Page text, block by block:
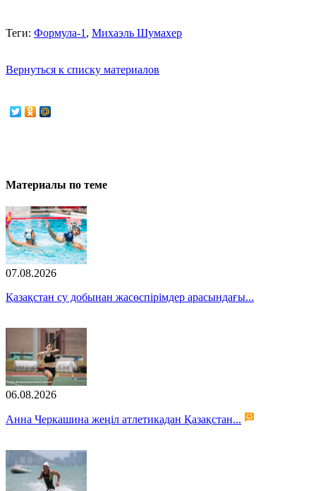
Теги: Формула-1 , Михаэль Шумахер
Вернуться к списку материалов
Материалы по теме
07.08.2026
Қазақстан су добынан жасөспірімдер арасындағы...
06.08.2026
Анна Черкашина жеңіл атлетикадан Қазақстан...